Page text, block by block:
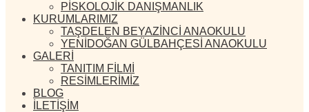
PİSKOLOJİK DANIŞMANLIK
KURUMLARIMIZ
TAŞDELEN BEYAZİNCİ ANAOKULU
YENİDOĞAN GÜLBAHÇESİ ANAOKULU
GALERİ
TANITIM FİLMİ
RESİMLERİMİZ
BLOG
İLETİŞİM